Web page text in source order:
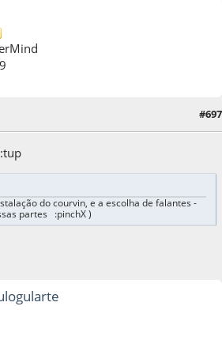
#697
do courvin, e a escolha de falantes -
partes :pinchX )